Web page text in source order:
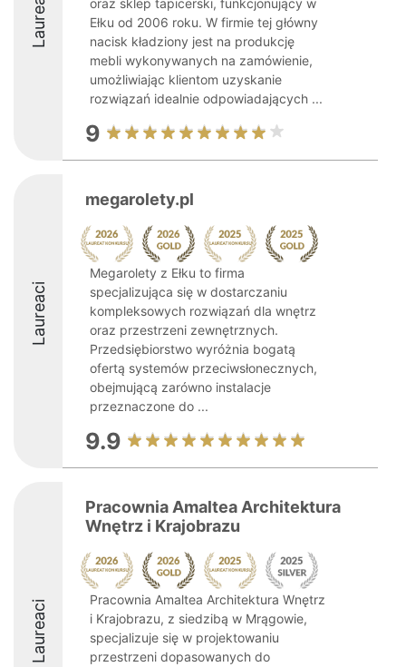
Laureaci
oraz sklep tapicerski, funkcjonujący w
Ełku od 2006 roku. W firmie tej główny
nacisk kładziony jest na produkcję
mebli wykonywanych na zamówienie,
umożliwiając klientom uzyskanie
rozwiązań idealnie odpowiadających ...
9
Laureaci
megarolety.pl
Megarolety z Ełku to firma
specjalizująca się w dostarczaniu
kompleksowych rozwiązań dla wnętrz
oraz przestrzeni zewnętrznych.
Przedsiębiorstwo wyróżnia bogatą
ofertą systemów przeciwsłonecznych,
obejmującą zarówno instalacje
przeznaczone do ...
9.9
Laureaci
Pracownia Amaltea Architektura
Wnętrz i Krajobrazu
Pracownia Amaltea Architektura Wnętrz
i Krajobrazu, z siedzibą w Mrągowie,
specjalizuje się w projektowaniu
przestrzeni dopasowanych do